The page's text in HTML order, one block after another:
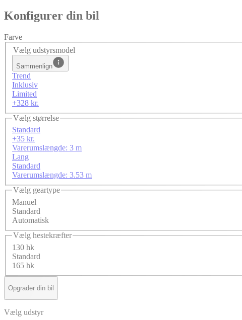
Konfigurer din bil
Farve
Vælg udstyrsmodel
Sammenlign
Trend
Inklusiv
Limited
+328 kr.
Vælg størrelse
Standard
+35 kr.
Varerumslængde: 3 m
Lang
Standard
Varerumslængde: 3.53 m
Vælg geartype
Manuel
Standard
Automatisk
Vælg hestekræfter
130 hk
Standard
165 hk
Opgrader din bil
Vælg udstyr